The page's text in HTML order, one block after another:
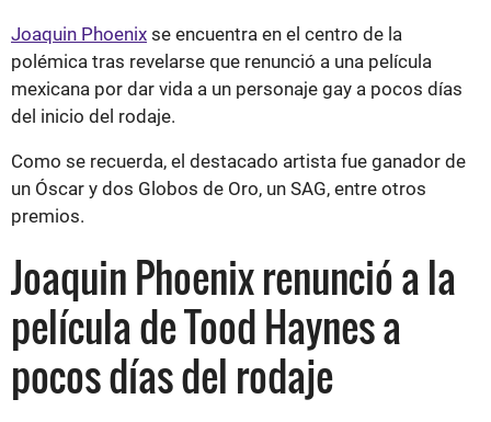
Joaquin Phoenix se encuentra en el centro de la
polémica tras revelarse que renunció a una película
mexicana por dar vida a un personaje gay a pocos días
del inicio del rodaje.
Como se recuerda, el destacado artista fue ganador de
un Óscar y dos Globos de Oro, un SAG, entre otros
premios.
Joaquin Phoenix renunció a la
película de Tood Haynes a
pocos días del rodaje